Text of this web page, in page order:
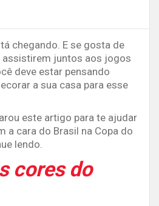
chegando. E se gosta de
assistirem juntos aos jogos
deve estar pensando
a sua casa para esse
este artigo para te ajudar
a cara do Brasil na Copa do
lendo.
cores do